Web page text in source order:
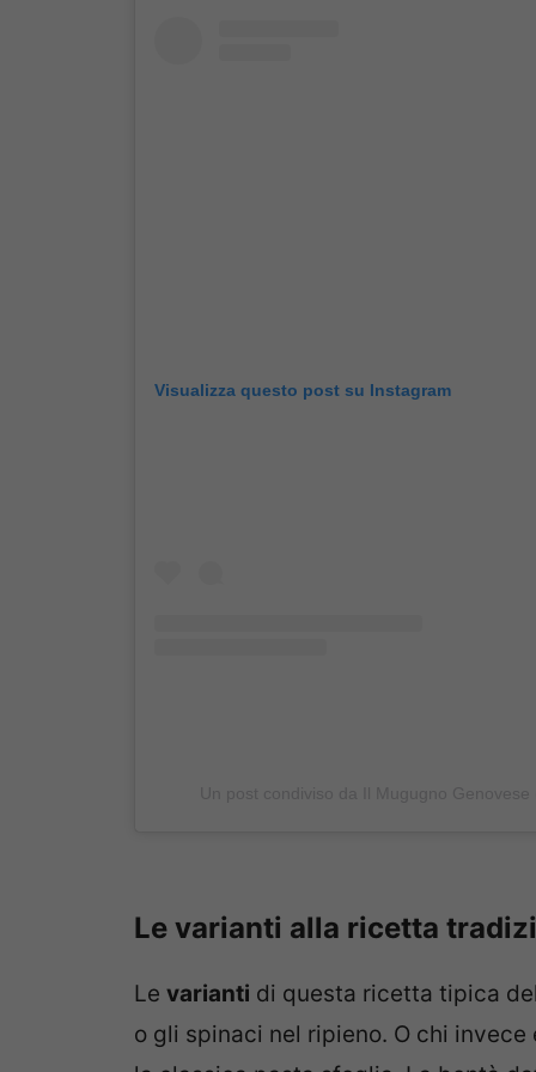
Visualizza questo post su Instagram
Le varianti alla ricetta
Le varianti di questa ricetta tipica
o gli spinaci nel ripieno. O chi